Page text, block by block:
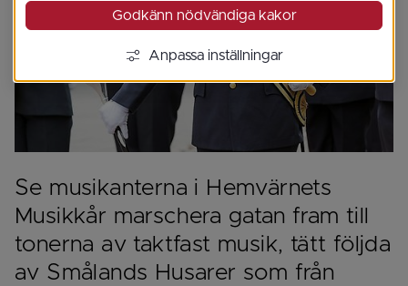
Se musikanterna i Hemvärnets
Musikkår marschera gatan fram till
tonerna av taktfast musik, tätt följda
av Smålands Husarer som från
Godkänn nödvändiga kakor
Anpassa inställningar